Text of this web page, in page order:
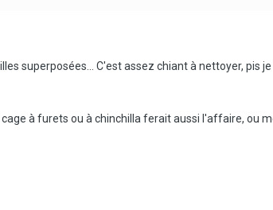
superposées... C'est assez chiant à nettoyer, pis
à furets ou à chinchilla ferait aussi l'affaire, ou